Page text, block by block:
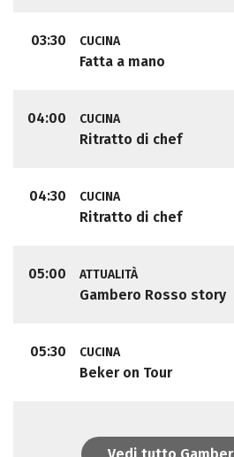
03:30 CUCINA
Fatta a mano
04:00 CUCINA
Ritratto di chef
04:30 CUCINA
Ritratto di chef
05:00 ATTUALITÀ
Gambero Rosso story
05:30 CUCINA
Beker on Tour